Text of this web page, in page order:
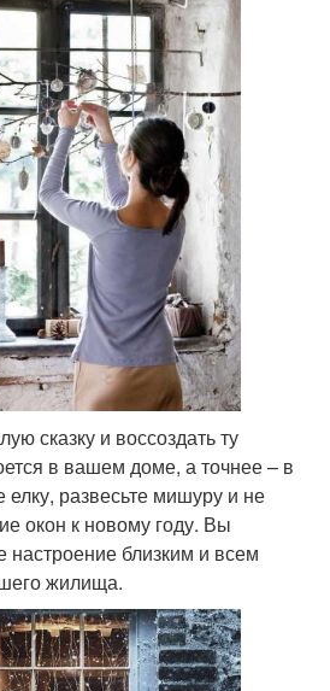
сказку и воссоздать ту
в вашем доме, а точнее – в
елку, развесьте мишуру и не
окон к новому году. Вы
настроение близким и всем
жилища.